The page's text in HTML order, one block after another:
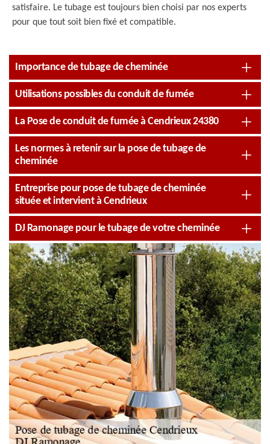
satisfaire. Le tubage est toujours bien choisi par nos experts
pour que tout soit bien fixé et compatible.
Importance de tubage de cheminée
Utilisations possibles du conduit de fumée
La Pose de conduit de fumée à Cendrieux 24380
Les normes à retenir sur la pose de tubage de
cheminée
Entreprise pour pose de tubage de cheminée
située et intervient à Cendrieux
DJ Ramonage pour le tubage de votre cheminée